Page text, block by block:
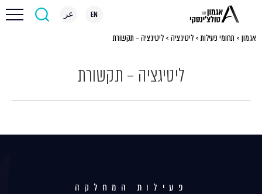
EN عر
אגמון > תחומי פעילות> ליטיגציה > ליטיגציה – תקשורת
ליטיגציה – תקשורת
פעילות המחלקה